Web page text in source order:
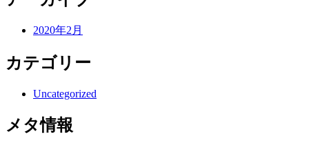
2020年2月
カテゴリー
Uncategorized
メタ情報